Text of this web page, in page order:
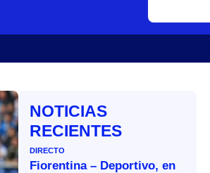
NOTICIAS
RECIENTES
DIRECTO
Fiorentina – Deportivo, en